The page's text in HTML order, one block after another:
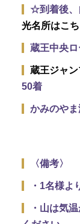
☆到着後
光名所はこ
蔵王中央
蔵王ジャ
50着
かみのや
〈備考〉
・1名様よ
・山は気